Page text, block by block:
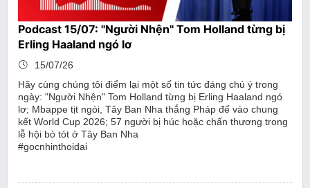
Podcast 15/07: "Người Nhện" Tom Holland từng bị
Erling Haaland ngó lơ
15/07/26
Hãy cùng chúng tôi điểm lại một số tin tức đáng chú ý trong
ngày: "Người Nhện" Tom Holland từng bị Erling Haaland ngó
lơ; Mbappe tịt ngòi, Tây Ban Nha thắng Pháp để vào chung
kết World Cup 2026; 57 người bị húc hoặc chấn thương trong
lễ hội bò tót ở Tây Ban Nha
#gocnhinthoidai